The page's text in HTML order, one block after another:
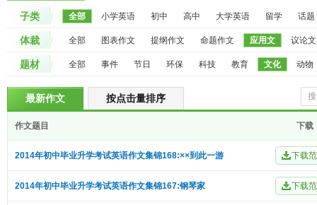
子类 全部 小学英语 初中 高中 大学英语 留学 话题
体裁 全部 图表作文 提纲作文 命题作文 应用文 议论文
题材 全部 事件 节日 环保 科技 教育 文化 动物
最新作文 按点击量排序
作文题目 下载
2014年初中毕业升学考试英语作文集锦168:××到此一游
2014年初中毕业升学考试英语作文集锦167:钢琴家